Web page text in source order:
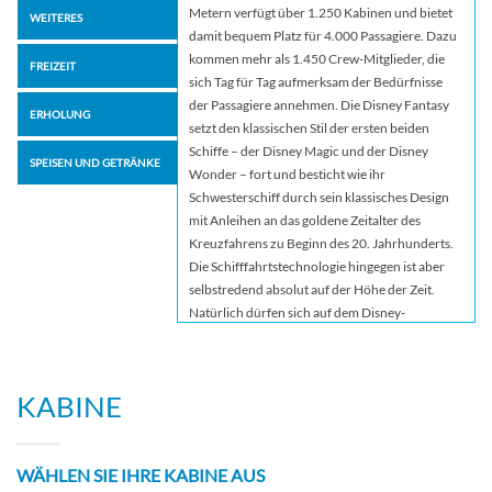
WEITERES
FREIZEIT
ERHOLUNG
SPEISEN UND GETRÄNKE
Metern verfügt über 1.250 Kabinen und bietet
damit bequem Platz für 4.000 Passagiere. Dazu
kommen mehr als 1.450 Crew-Mitglieder, die
sich Tag für Tag aufmerksam der Bedürfnisse
der Passagiere annehmen. Die Disney Fantasy
setzt den klassischen Stil der ersten beiden
Schiffe – der Disney Magic und der Disney
Wonder – fort und besticht wie ihr
Schwesterschiff durch sein klassisches Design
mit Anleihen an das goldene Zeitalter des
Kreuzfahrens zu Beginn des 20. Jahrhunderts.
Die Schifffahrtstechnologie hingegen ist aber
selbstredend absolut auf der Höhe der Zeit.
Natürlich dürfen sich auf dem Disney-
Kreuzfahrtabenteuer an Bord der Disney
KABINE
WÄHLEN SIE IHRE KABINE AUS